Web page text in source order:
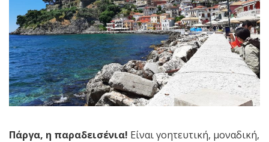
Πάργα, η παραδεισένια! Eίναι γοητευτική, μοναδική,